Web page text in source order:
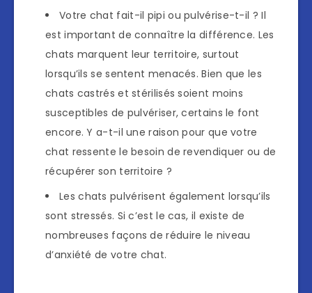
Votre chat fait-il pipi ou pulvérise-t-il ? Il
est important de connaître la différence. Les
chats marquent leur territoire, surtout
lorsqu’ils se sentent menacés. Bien que les
chats castrés et stérilisés soient moins
susceptibles de pulvériser, certains le font
encore. Y a-t-il une raison pour que votre
chat ressente le besoin de revendiquer ou de
récupérer son territoire ?
Les chats pulvérisent également lorsqu’ils
sont stressés. Si c’est le cas, il existe de
nombreuses façons de réduire le niveau
d’anxiété de votre chat.